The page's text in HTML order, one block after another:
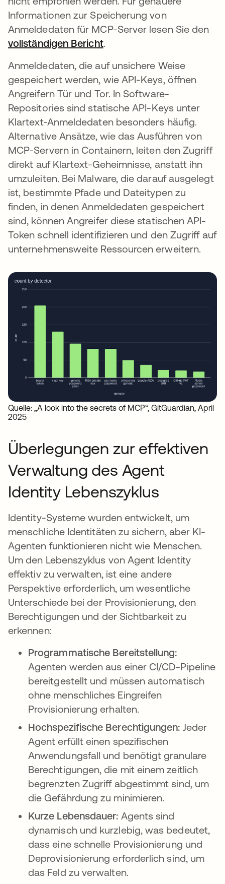
Informationen zur Speicherung von
Anmeldedaten für MCP-Server lesen Sie den
vollständigen Bericht.
Anmeldedaten, die auf unsichere Weise
gespeichert werden, wie API-Keys, öffnen
Angreifern Tür und Tor. In Software-
Repositories sind statische API-Keys unter
Klartext-Anmeldedaten besonders häufig.
Alternative Ansätze, wie das Ausführen von
MCP-Servern in Containern, leiten den Zugriff
direkt auf Klartext-Geheimnisse, anstatt ihn
umzuleiten. Bei Malware, die darauf ausgelegt
ist, bestimmte Pfade und Dateitypen zu
finden, in denen Anmeldedaten gespeichert
sind, können Angreifer diese statischen API-
Token schnell identifizieren und den Zugriff auf
unternehmensweite Ressourcen erweitern.
Quelle: „A look into the secrets of MCP“, GitGuardian, April
2025
Überlegungen zur effektiven
Verwaltung des Agent
Identity Lebenszyklus
Identity-Systeme wurden entwickelt, um
menschliche Identitäten zu sichern, aber KI-
Agenten funktionieren nicht wie Menschen.
Um den Lebenszyklus von Agent Identity
effektiv zu verwalten, ist eine andere
Perspektive erforderlich, um wesentliche
Unterschiede bei der Provisionierung, den
Berechtigungen und der Sichtbarkeit zu
erkennen:
Programmatische Bereitstellung:
Agenten werden aus einer CI/CD-Pipeline
bereitgestellt und müssen automatisch
ohne menschliches Eingreifen
Provisionierung erhalten.
Hochspezifische Berechtigungen: Jeder
Agent erfüllt einen spezifischen
Anwendungsfall und benötigt granulare
Berechtigungen, die mit einem zeitlich
begrenzten Zugriff abgestimmt sind, um
die Gefährdung zu minimieren.
Kurze Lebensdauer: Agents sind
dynamisch und kurzlebig, was bedeutet,
dass eine schnelle Provisionierung und
Deprovisionierung erforderlich sind, um
das Feld zu verwalten.